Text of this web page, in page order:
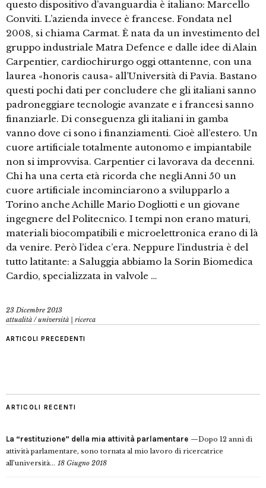
questo dispositivo d’avanguardia è italiano: Marcello
Conviti. L’azienda invece è francese. Fondata nel
2008, si chiama Carmat. È nata da un investimento del
gruppo industriale Matra Defence e dalle idee di Alain
Carpentier, cardiochirurgo oggi ottantenne, con una
laurea «honoris causa» all’Università di Pavia. Bastano
questi pochi dati per concludere che gli italiani sanno
padroneggiare tecnologie avanzate e i francesi sanno
finanziarle. Di conseguenza gli italiani in gamba
vanno dove ci sono i finanziamenti. Cioè all’estero. Un
cuore artificiale totalmente autonomo e impiantabile
non si improvvisa. Carpentier ci lavorava da decenni.
Chi ha una certa età ricorda che negli Anni 50 un
cuore artificiale incominciarono a svilupparlo a
Torino anche Achille Mario Dogliotti e un giovane
ingegnere del Politecnico. I tempi non erano maturi,
materiali biocompatibili e microelettronica erano di là
da venire. Però l’idea c’era. Neppure l’industria è del
tutto latitante: a Saluggia abbiamo la Sorin Biomedica
Cardio, specializzata in valvole …
23 Dicembre 2013
attualità /università | ricerca
ARTICOLI PRECEDENTI
ARTICOLI RECENTI
La “restituzione” della mia attività parlamentare
Dopo 12 anni di
attività parlamentare, sono tornata al mio lavoro di ricercatrice
all’università... 18 Giugno 2018